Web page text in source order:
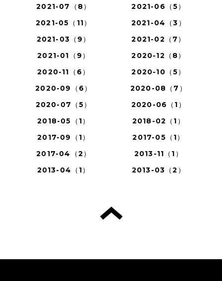
2021-07（8）
2021-06（5）
2021-05（11）
2021-04（3）
2021-03（9）
2021-02（7）
2021-01（9）
2020-12（8）
2020-11（6）
2020-10（5）
2020-09（6）
2020-08（7）
2020-07（5）
2020-06（1）
2018-05（1）
2018-02（1）
2017-09（1）
2017-05（1）
2017-04（2）
2013-11（1）
2013-04（1）
2013-03（2）